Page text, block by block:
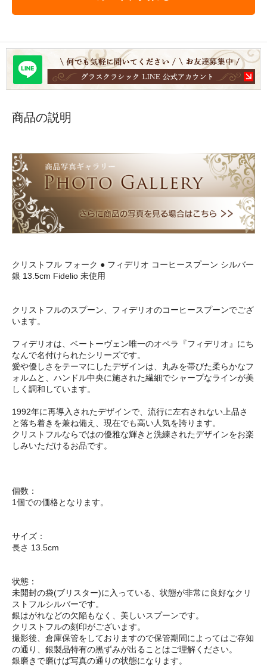
商品の説明
クリストフル フォーク ● フィデリオ コーヒースプーン シルバー
銀 13.5cm Fidelio 未使用
クリストフルのスプーン、フィデリオのコーヒースプーンでござ
います。
フィデリオは、ベートーヴェン唯一のオペラ『フィデリオ』にち
なんで名付けられたシリーズです。
愛や優しさをテーマにしたデザインは、丸みを帯びた柔らかなフ
ォルムと、ハンドル中央に施された繊細でシャープなラインが美
しく調和しています。
1992年に再導入されたデザインで、流行に左右されない上品さ
と落ち着きを兼ね備え、現在でも高い人気を誇ります。
クリストフルならではの優雅な輝きと洗練されたデザインをお楽
しみいただけるお品です。
個数：
1個での価格となります。
サイズ：
長さ 13.5cm
状態：
未開封の袋(ブリスター)に入っている、状態が非常に良好なクリ
ストフルシルバーです。
銀はがれなどの欠陥もなく、美しいスプーンです。
クリストフルの刻印がございます。
撮影後、倉庫保管をしておりますので保管期間によってはご存知
の通り、銀製品特有の黒ずみが出ることはご理解ください。
銀磨きで磨けば写真の通りの状態になります。